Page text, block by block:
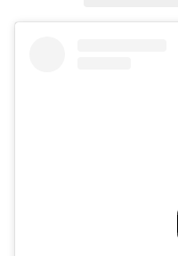
スタハ編集部の「